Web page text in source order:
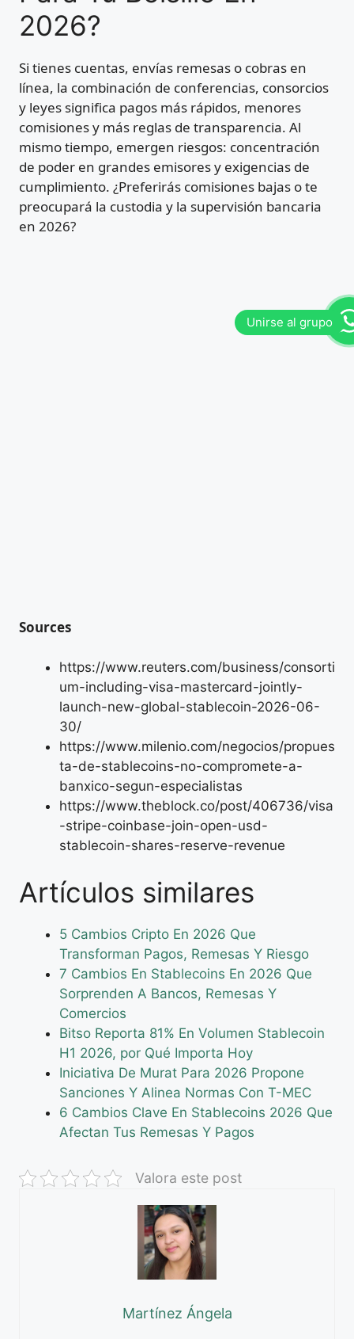
2026?
Si tienes cuentas, envías remesas o cobras en
línea, la combinación de conferencias, consorcios
y leyes significa pagos más rápidos, menores
comisiones y más reglas de transparencia. Al
mismo tiempo, emergen riesgos: concentración
de poder en grandes emisores y exigencias de
cumplimiento. ¿Preferirás comisiones bajas o te
preocupará la custodia y la supervisión bancaria
en 2026?
Sources
https://www.reuters.com/business/consorti
um-including-visa-mastercard-jointly-
launch-new-global-stablecoin-2026-06-
30/
https://www.milenio.com/negocios/propues
ta-de-stablecoins-no-compromete-a-
banxico-segun-especialistas
https://www.theblock.co/post/406736/visa
-stripe-coinbase-join-open-usd-
stablecoin-shares-reserve-revenue
Artículos similares
5 Cambios Cripto En 2026 Que
Transforman Pagos, Remesas Y Riesgo
7 Cambios En Stablecoins En 2026 Que
Sorprenden A Bancos, Remesas Y
Comercios
Bitso Reporta 81% En Volumen Stablecoin
H1 2026, por Qué Importa Hoy
Iniciativa De Murat Para 2026 Propone
Sanciones Y Alinea Normas Con T-MEC
6 Cambios Clave En Stablecoins 2026 Que
Afectan Tus Remesas Y Pagos
Valora este post
Martínez Ángela